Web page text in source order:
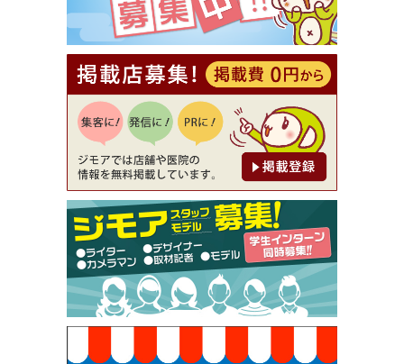
【ジモア読者特典2】コース 3,500円→3,000円（料
理5品+2時間飲み放題）（創作イタリアン Pia Cu
ore（ピアクオーレ））
[有効期限]2026年9月30日
【ジモア読者特典1】料理全品20％OFF ※18時以
降（創作イタリアン Pia Cuore（ピアクオーレ））
[有効期限]2026年9月30日
【ジモア限定②】初回割引 特価 鼻毛脱毛 半額 2,2
00円⇒1,100円（メンズ専門ワックス脱毛サロン Mi
ckle（ミックル））
[有効期限]2026年9月30日
【ジモア限定特典①】まつ毛カール 3,850円→ 2,7
50円（Premiere（プルミエール））
[有効期限]2026年9月30日
焼き餃子 一皿サービス（餃子酒場たっちゃん 西
早稲田店）
[有効期限]2026年9月30日